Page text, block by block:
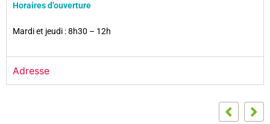
Horaires d’ouverture
Mardi et jeudi : 8h30 – 12h
Adresse